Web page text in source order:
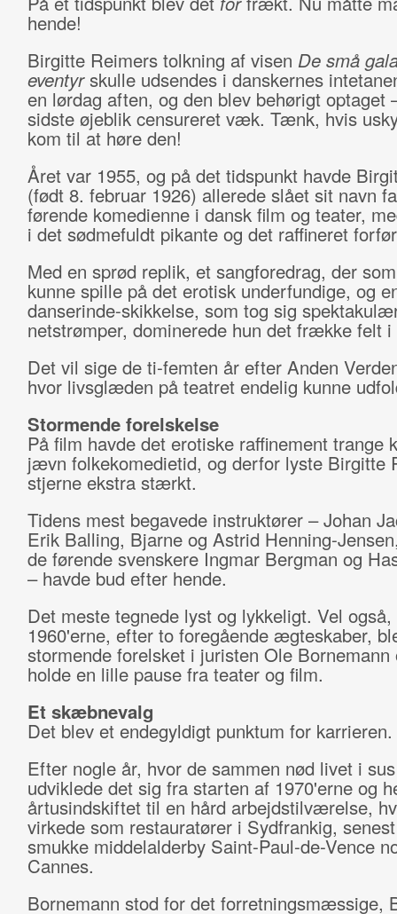
hende!
Birgitte Reimers tolkning af visen De små
eventyrskulle udsendes i danskernes
en lørdag aften, og den blev behørigt optaget
sidste øjeblik censureret væk. Tænk, hvis
kom til at høre den!
Året var 1955, og på det tidspunkt havde
(født 8. februar 1926) allerede slået sit navn
førende komedienne i dansk film og teater,
i det sødmefuldt pikante og det raffineret
Med en sprød replik, et sangforedrag, der
kunne spille på det erotisk underfundige, og
danserinde-skikkelse, som tog sig
netstrømper, dominerede hun det frække felt i
Det vil sige de ti-femten år efter Anden
hvor livsglæden på teatret endelig kunne
Stormende forelskelse
På film havde det erotiske raffinement trange
jævn folkekomedietid, og derfor lyste Birgitte
stjerne ekstra stærkt.
Tidens mest begavede instruktører – Johan
Erik Balling, Bjarne og Astrid Henning-
de førende svenskere Ingmar Bergman og
– havde bud efter hende.
Det meste tegnede lyst og lykkeligt. Vel
1960'erne, efter to foregående ægteskaber,
stormende forelsket i juristen Ole Bornemann
holde en lille pause fra teater og film.
Et skæbnevalg
Det blev et endegyldigt punktum for karrieren.
Efter nogle år, hvor de sammen nød livet i
udviklede det sig fra starten af 1970'erne og
årtusindskiftet til en hård arbejdstilværelse,
virkede som restauratører i Sydfrankig,
smukke middelalderby Saint-Paul-de-Vence
Cannes.
Bornemann stod for det forretningsmæssige,